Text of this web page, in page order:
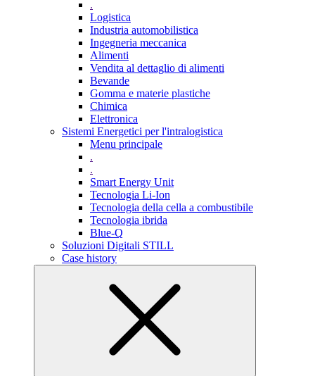
.
Logistica
Industria automobilistica
Ingegneria meccanica
Alimenti
Vendita al dettaglio di alimenti
Bevande
Gomma e materie plastiche
Chimica
Elettronica
Sistemi Energetici per l'intralogistica
Menu principale
.
.
Smart Energy Unit
Tecnologia Li-Ion
Tecnologia della cella a combustibile
Tecnologia ibrida
Blue-Q
Soluzioni Digitali STILL
Case history